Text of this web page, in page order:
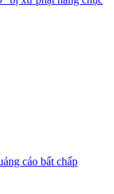
cáo bất chấp